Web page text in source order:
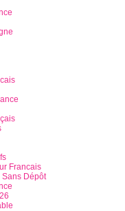
Francais
Dépôt